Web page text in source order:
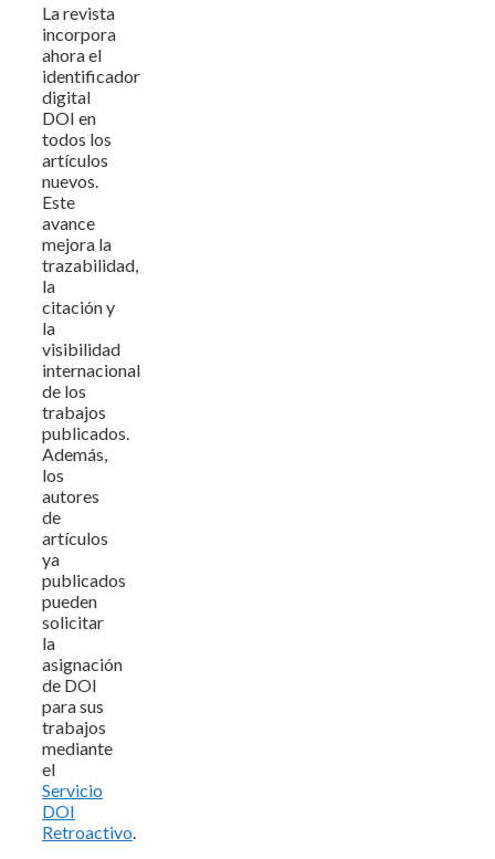
La revista
incorpora
ahora el
identificador
digital
DOI en
todos los
artículos
nuevos.
Este
avance
mejora la
trazabilidad,
la
citación y
la
visibilidad
internacional
de los
trabajos
publicados.
Además,
los
autores
de
artículos
ya
publicados
pueden
solicitar
la
asignación
de DOI
para sus
trabajos
mediante
el
Servicio
DOI
Retroactivo.